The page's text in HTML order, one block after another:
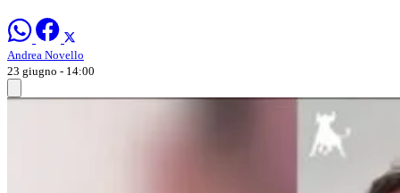
Andrea Novello
23 giugno - 14:00